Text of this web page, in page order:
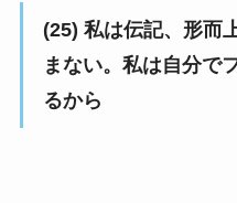
(25) 私は伝記、形而
まない。私は自分で
るから